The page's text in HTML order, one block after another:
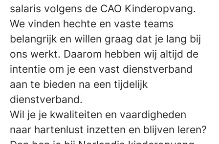
salaris volgens de CAO Kinderopvang.
We vinden hechte en vaste teams
belangrijk en willen graag dat je lang bij
ons werkt. Daarom hebben wij altijd de
intentie om je een vast dienstverband
aan te bieden na een tijdelijk
dienstverband.
Wil je je kwaliteiten en vaardigheden
naar hartenlust inzetten en blijven leren?